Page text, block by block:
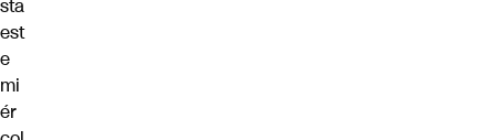
sta
est
e
mi
ér